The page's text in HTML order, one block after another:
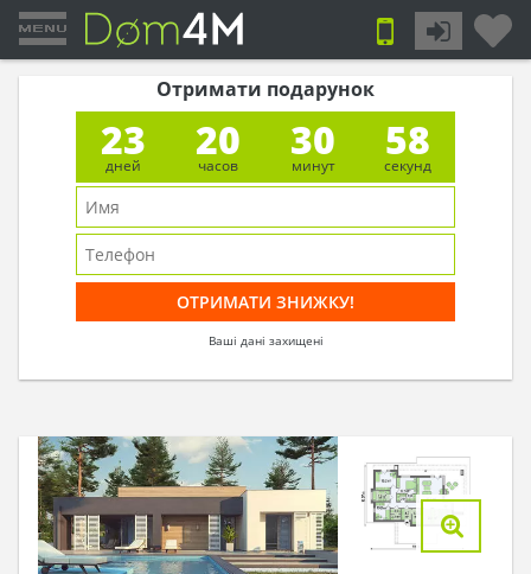
Отримати подарунок
23
дней
20
часов
30
минут
58
секунд
Ваші дані захищені